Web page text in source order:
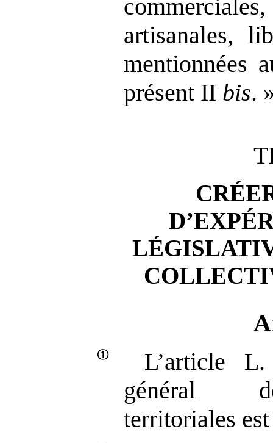
artisanales,
mentionnées
présent II bis.
L’article
général
territoriales